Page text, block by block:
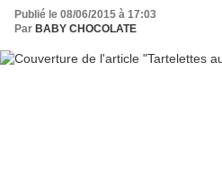
Publié le 08/06/2015 à 17:03
Par BABY CHOCOLATE